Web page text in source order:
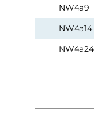
NW4a9
NW4a14
NW4a24